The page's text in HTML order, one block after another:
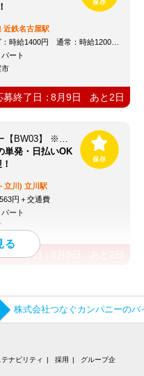
近鉄名古屋駅
1400円 通常：時給1200円～＋交通費全額支給
ート
市
募終了日：8月9日 あと 2日
株式会社ビッグワーク 採用センター【BW03】 ※立川エリア
単発・日払いOK
立川) 立川駅
円＋交通費
ート
応募終了日：
株式会社つなぐカンパニーの
テナビリティ 採用
グループ企